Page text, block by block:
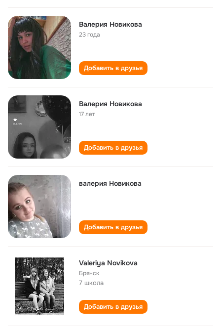
Валерия Новикова
23 года
Добавить в друзья
Валерия Новикова
17 лет
Добавить в друзья
валерия Новикова
Добавить в друзья
Valeriya Novikova
Брянск
7 школа
Добавить в друзья